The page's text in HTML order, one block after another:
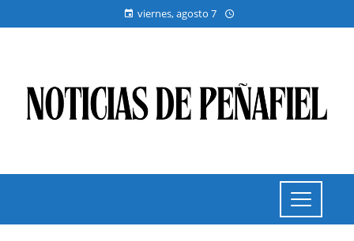
viernes, agosto 7